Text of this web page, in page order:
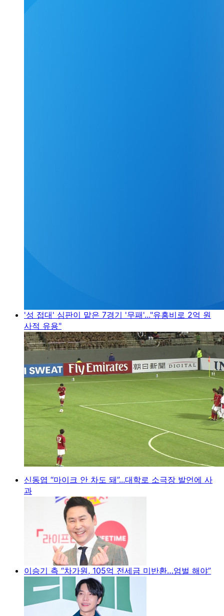
'성 접대' 심판이 맡은 7경기 '무패'..."유흥비로 2억 원
사적 유용"
신동엽 “마이크 안 차도 돼”...대학로 소극장 발언에 사
과
이승기 측 “차가원, 105억 전세금 미반환…엄벌 해야”